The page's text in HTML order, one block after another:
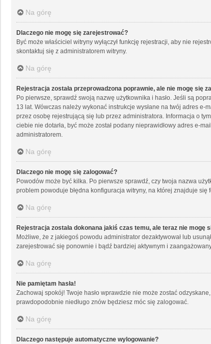
Na górę
Dlaczego nie mogę się zarejestrować?
Być może właściciel witryny wyłączył funkcję rejestracji, aby nie
skontaktuj się z administratorem witryny.
Na górę
Rejestracja została przeprowadzona poprawnie, ale nie mogę się
Po pierwsze, sprawdź swoją nazwę użytkownika i hasło. Jeśli są
13 lat. Wówczas należy wykonać instrukcje wysłane na twój adres
przez osobę rejestrującą się lub przez administratora. Informacja o
ciebie nie dotarła, być może został podany nieprawidłowy adres e-
administratorem.
Na górę
Dlaczego nie mogę się zalogować?
Powodów może być kilka. Po pierwsze sprawdź, czy twoja nazwa
problem powoduje błędna konfiguracja witryny, na której znajduje
Na górę
Rejestracja została dokonana jakiś czas temu, ale teraz nie mogę
Możliwe, że z jakiegoś powodu administrator dezaktywował lub
zarejestrować się ponownie i bądź bardziej aktywnym i
Na górę
Nie pamiętam hasła!
Zachowaj spokój! Twoje hasło wprawdzie nie może zostać
prawdopodobnie niedługo znów będziesz móc się zalogować.
Na górę
Dlaczego następuje automatyczne wylogowanie?